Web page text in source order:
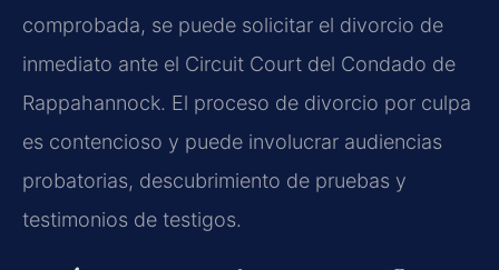
comprobada, se puede solicitar el divorcio de
inmediato ante el Circuit Court del Condado de
Rappahannock. El proceso de divorcio por culpa
es contencioso y puede involucrar audiencias
probatorias, descubrimiento de pruebas y
testimonios de testigos.